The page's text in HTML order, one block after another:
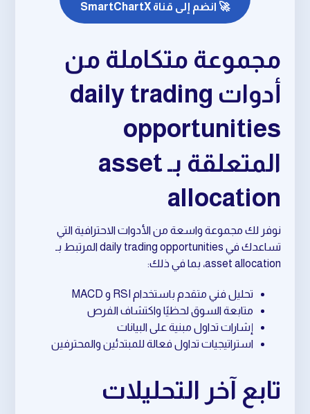
🚀 انضم إلى قناة SmartChartX
مجموعة متكاملة من
أدوات daily trading
opportunities
المتعلقة بـ asset
allocation
نوفر لك مجموعة واسعة من الأدوات الاحترافية التي
تساعدك في daily trading opportunities المرتبط بـ
asset allocation، بما في ذلك:
تحليل فني متقدم باستخدام RSI و MACD
متابعة السوق لحظيًا واكتشاف الفرص
إشارات تداول مبنية على البيانات
استراتيجيات تداول فعالة للمبتدئين والمحترفين
تابع آخر التحليلات